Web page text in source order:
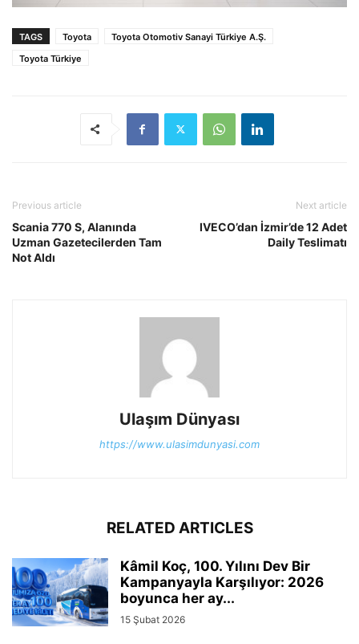
TAGS Toyota
Toyota Otomotiv Sanayi Türkiye A.Ş.
Toyota Türkiye
Previous article
Scania 770 S, Alanında
Uzman Gazetecilerden Tam
Not Aldı
Next article
IVECO’dan İzmir’de 12 Adet
Daily Teslimatı
Ulaşım Dünyası
https://www.ulasimdunyasi.com
RELATED ARTICLES
Kâmil Koç, 100. Yılını Dev Bir
Kampanyayla Karşılıyor: 2026
boyunca her ay...
15 Şubat 2026